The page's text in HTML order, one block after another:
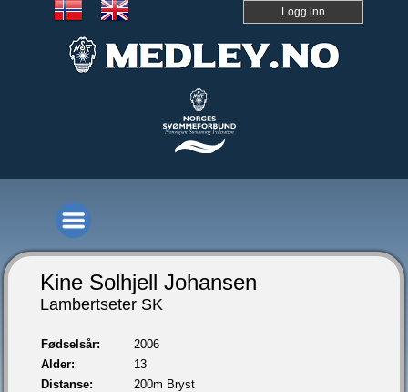
Logg inn
Kine Solhjell Johansen
Lambertseter SK
Fødselsår:
2006
Alder:
13
Distanse:
200m Bryst